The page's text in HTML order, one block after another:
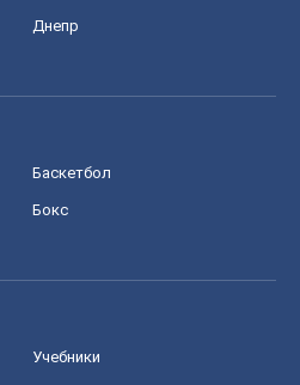
Днепр
Баскетбол
Бокс
Учебники